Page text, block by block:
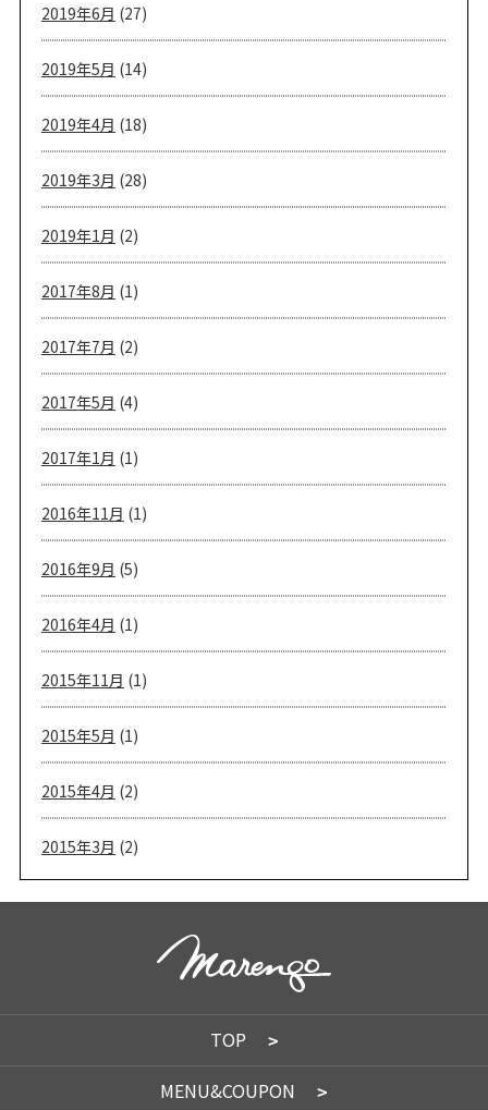
2019年6月 (27)
2019年5月 (14)
2019年4月 (18)
2019年3月 (28)
2019年1月 (2)
2017年8月 (1)
2017年7月 (2)
2017年5月 (4)
2017年1月 (1)
2016年11月 (1)
2016年9月 (5)
2016年4月 (1)
2015年11月 (1)
2015年5月 (1)
2015年4月 (2)
2015年3月 (2)
TOP
MENU&COUPON